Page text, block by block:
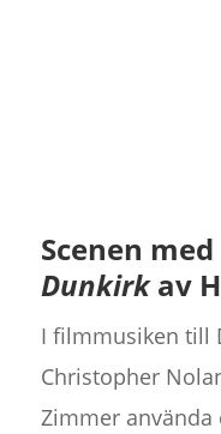
Scenen
Dunkirkav
I filmmusiken till
Christopher
Zimmer använda